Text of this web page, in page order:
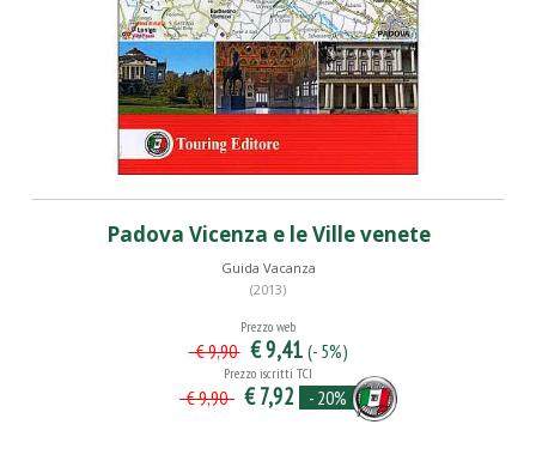
Padova Vicenza e le Ville venete
Guida Vacanza
(2013)
Prezzo web
€ 9,90 € 9,41 (- 5%)
Prezzo iscritti TCI
€ 9,90 € 7,92 - 20%